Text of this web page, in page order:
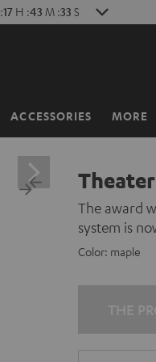
:17 H :43 M :32 S
ACCESSORIES MORE
Theater
The award
system is
Color: maple